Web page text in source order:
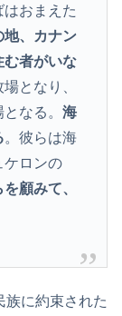
はおまえた
地、カナン
む者がいな
となり、
なる。 海
。彼らは海
ケロンの
顧みて、
族に約束された